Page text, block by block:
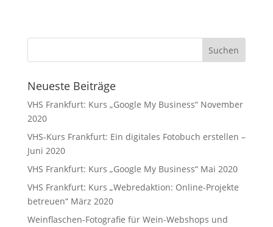
Neueste Beiträge
VHS Frankfurt: Kurs „Google My Business“ November
2020
VHS-Kurs Frankfurt: Ein digitales Fotobuch erstellen –
Juni 2020
VHS Frankfurt: Kurs „Google My Business“ Mai 2020
VHS Frankfurt: Kurs „Webredaktion: Online-Projekte
betreuen“ März 2020
Weinflaschen-Fotografie für Wein-Webshops und